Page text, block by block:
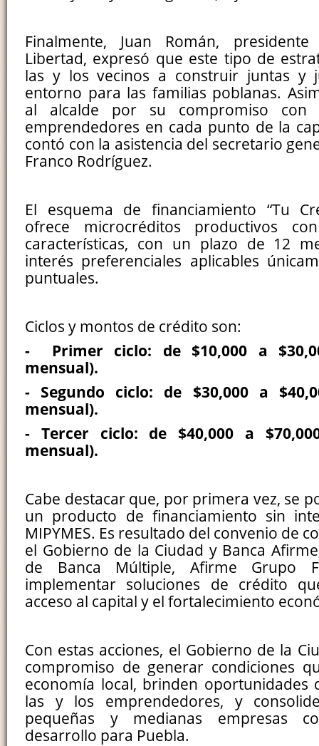
Finalmente, Juan Román,
Libertad, expresó que este tipo de
las y los vecinos a construir juntas y
entorno para las familias poblanas.
al alcalde por su compromiso con
emprendedores en cada punto de la
contó con la asistencia del secretario
Franco Rodríguez.
El esquema de financiamiento “Tu
ofrece microcréditos productivos
características, con un plazo de 12
interés preferenciales aplicables
puntuales.
Ciclos y montos de crédito son:
- Primer ciclo: de $10,000 a
mensual).
- Segundo ciclo: de $30,000 a
mensual).
- Tercer ciclo: de $40,000 a
mensual).
Cabe destacar que, por primera vez, se
un producto de financiamiento sin
MIPYMES. Es resultado del convenio de
el Gobierno de la Ciudad y Banca
de Banca Múltiple, Afirme Grupo
implementar soluciones de crédito
acceso al capital y el fortalecimiento
Con estas acciones, el Gobierno de la
compromiso de generar condiciones
economía local, brinden oportunidades
las y los emprendedores, y
pequeñas y medianas empresas
desarrollo para Puebla.